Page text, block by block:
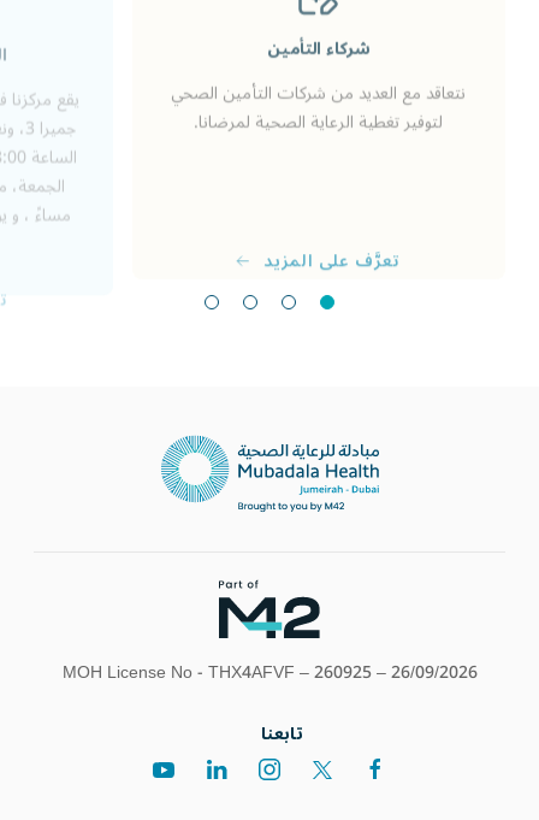
شركاء التأمين
نتعاقد مع العديد من شركات التأمين الصحي
لتوفير تغطية الرعاية الصحية لمرضانا.
يقع
MOH License No - THX4AFVF – 260925 – 26/09/2026
تابعنا